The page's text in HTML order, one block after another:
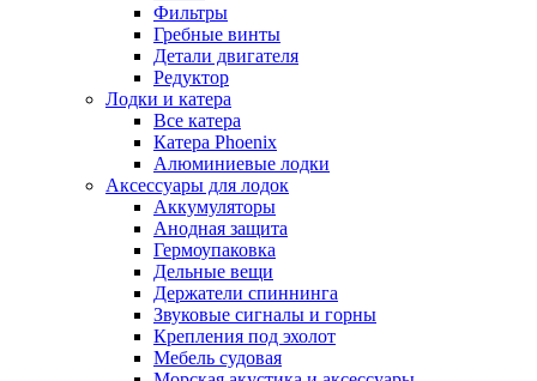
Фильтры
Гребные винты
Детали двигателя
Редуктор
Лодки и катера
Все катера
Катера Phoenix
Алюминиевые лодки
Аксессуары для лодок
Аккумуляторы
Анодная защита
Гермоупаковка
Дельные вещи
Держатели спиннинга
Звуковые сигналы и горны
Крепления под эхолот
Мебель судовая